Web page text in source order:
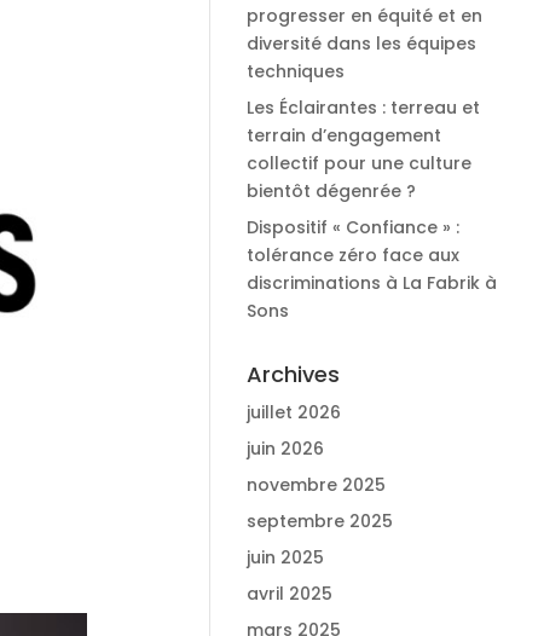
progresser en équité et en
diversité dans les équipes
techniques
Les Éclairantes : terreau et
terrain d’engagement
collectif pour une culture
bientôt dégenrée ?
Dispositif « Confiance » :
tolérance zéro face aux
discriminations à La Fabrik à
Sons
Archives
juillet 2026
juin 2026
novembre 2025
septembre 2025
juin 2025
avril 2025
mars 2025